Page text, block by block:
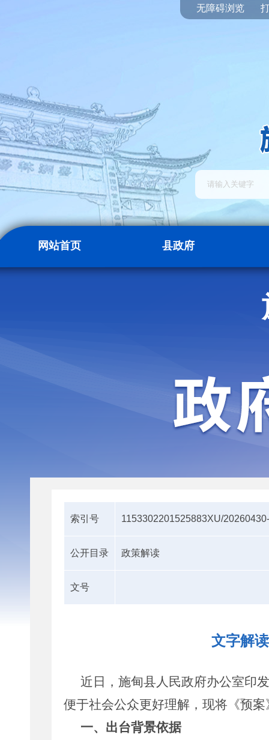
无障碍浏览
网站首页 县政府
索引号 1153302201525883XU/
公开目录 政策解读
文号
文字解
近日，施甸县人民政府办公室印
便于社会公众更好理解，现将《预
一、出台背景依据